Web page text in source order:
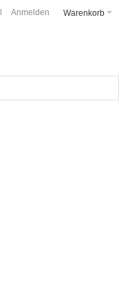
Warenkorb
Anmelden